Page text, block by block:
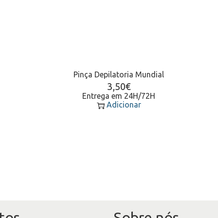
Pinça Depilatoria Mundial
3,50€
Entrega em 24H/72H
Adicionar